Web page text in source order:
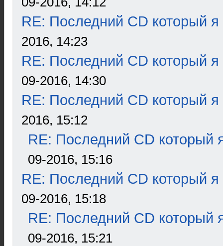
RE: Последний CD который я
2016, 14:23
RE: Последний CD который я
09-2016, 14:30
RE: Последний CD который я
2016, 15:12
RE: Последний CD который
09-2016, 15:16
RE: Последний CD который я
09-2016, 15:18
RE: Последний CD который
09-2016, 15:21